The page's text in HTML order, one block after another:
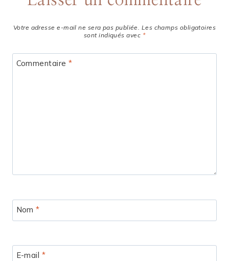
Votre adresse e-mail ne sera pas publiée. Les champs obligatoires
sont indiqués avec *
Commentaire *
Nom*
E-mail *